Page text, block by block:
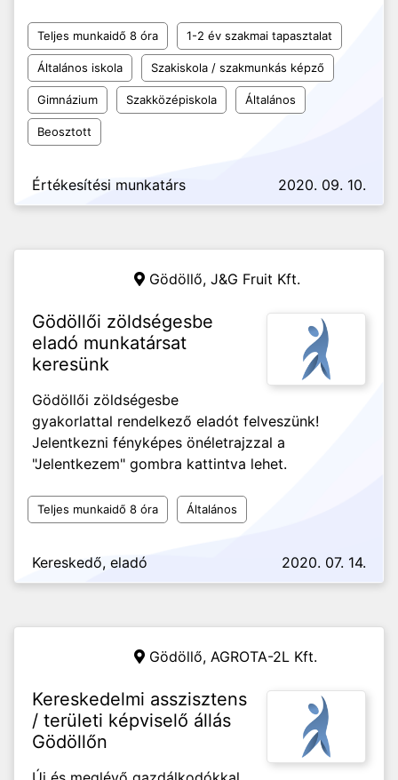
Teljes munkaidő 8 óra 1-2 év szakmai tapasztalat
Általános iskola Szakiskola / szakmunkás képző
Gimnázium Szakközépiskola Általános
Beosztott
Értékesítési munkatárs 2020. 09. 10.
Gödöllő, J&G Fruit Kft.
Gödöllői zöldségesbe
eladó munkatársat
keresünk
Gödöllői zöldségesbe
gyakorlattal rendelkező eladót felveszünk!
Jelentkezni fényképes önéletrajzzal a
"Jelentkezem" gombra kattintva lehet.
Teljes munkaidő 8 óra Általános
Kereskedő, eladó 2020. 07. 14.
Gödöllő, AGROTA-2L Kft.
Kereskedelmi asszisztens
/ területi képviselő állás
Gödöllőn